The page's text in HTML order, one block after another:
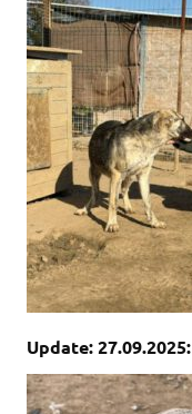
Update: 27.09.2025: